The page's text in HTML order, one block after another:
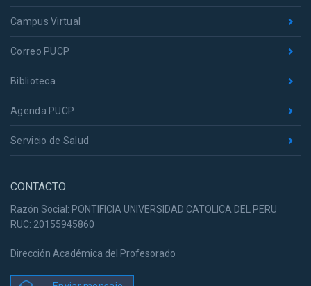
Campus Virtual
Correo PUCP
Biblioteca
Agenda PUCP
Servicio de Salud
CONTACTO
Razón Social: PONTIFICIA UNIVERSIDAD CATOLICA DEL PERU
RUC: 20155945860
Dirección Académica del Profesorado